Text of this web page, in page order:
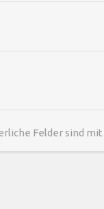
Felder sind mit